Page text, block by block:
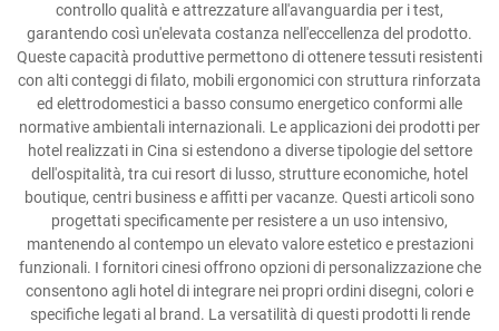
controllo qualità e attrezzature all'avanguardia per i test,
garantendo così un'elevata costanza nell'eccellenza del prodotto.
Queste capacità produttive permettono di ottenere tessuti resistenti
con alti conteggi di filato, mobili ergonomici con struttura rinforzata
ed elettrodomestici a basso consumo energetico conformi alle
normative ambientali internazionali. Le applicazioni dei prodotti per
hotel realizzati in Cina si estendono a diverse tipologie del settore
dell'ospitalità, tra cui resort di lusso, strutture economiche, hotel
boutique, centri business e affitti per vacanze. Questi articoli sono
progettati specificamente per resistere a un uso intensivo,
mantenendo al contempo un elevato valore estetico e prestazioni
funzionali. I fornitori cinesi offrono opzioni di personalizzazione che
consentono agli hotel di integrare nei propri ordini disegni, colori e
specifiche legati al brand. La versatilità di questi prodotti li rende